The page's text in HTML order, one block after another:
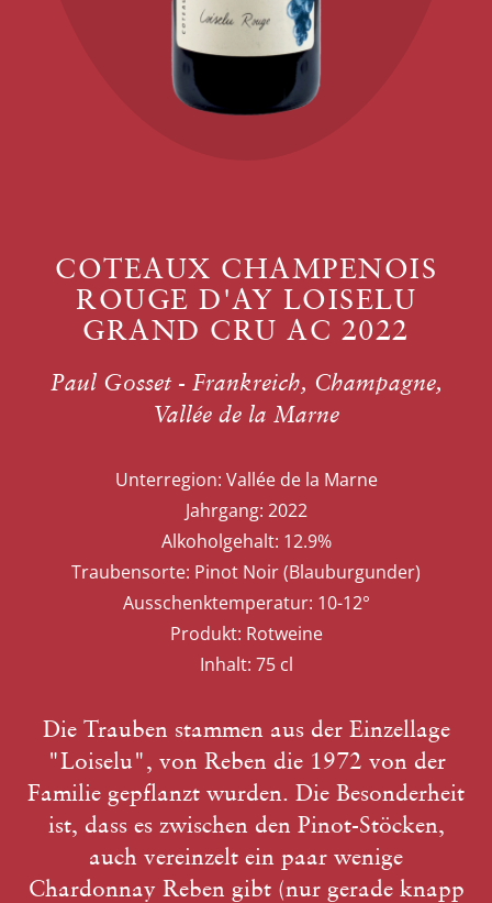
COTEAUX CHAMPENOIS
ROUGE D'AY LOISELU
GRAND CRU AC 2022
Paul Gosset - Frankreich, Champagne,
Vallée de la Marne
Unterregion: Vallée de la Marne
Jahrgang: 2022
Alkoholgehalt: 12.9%
Traubensorte: Pinot Noir (Blauburgunder)
Ausschenktemperatur: 10-12°
Produkt: Rotweine
Inhalt: 75 cl
Die Trauben stammen aus der Einzellage
"Loiselu", von Reben die 1972 von der
Familie gepflanzt wurden. Die Besonderheit
ist, dass es zwischen den Pinot-Stöcken,
auch vereinzelt ein paar wenige
Chardonnay Reben gibt (nur gerade knapp